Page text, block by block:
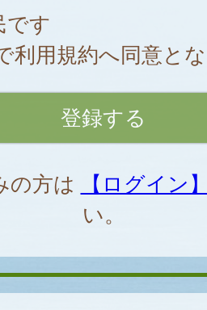
す
利用規約へ同意と
の方は
【ログイン
い。